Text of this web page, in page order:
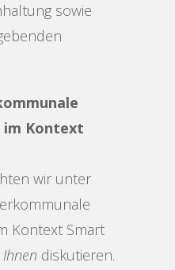
sowie
im Kontext
wir unter
Kontext Smart
diskutieren.